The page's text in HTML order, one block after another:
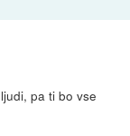
pa ti bo vse